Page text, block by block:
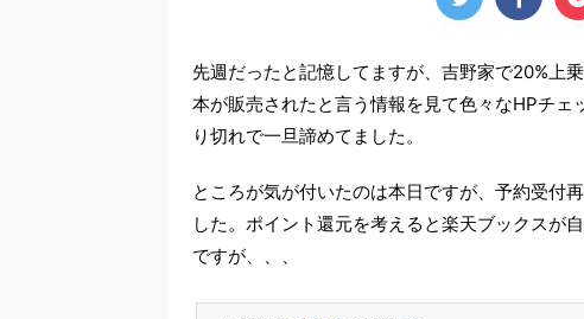
先週だったと記憶してますが、吉野家で20%上
本が販売されたと言う情報を見て色々なHPチ
り切れで一旦諦めてました。
ところが気が付いたのは本日ですが、予約受付
した。ポイント還元を考えると楽天ブックスが
ですが、、、